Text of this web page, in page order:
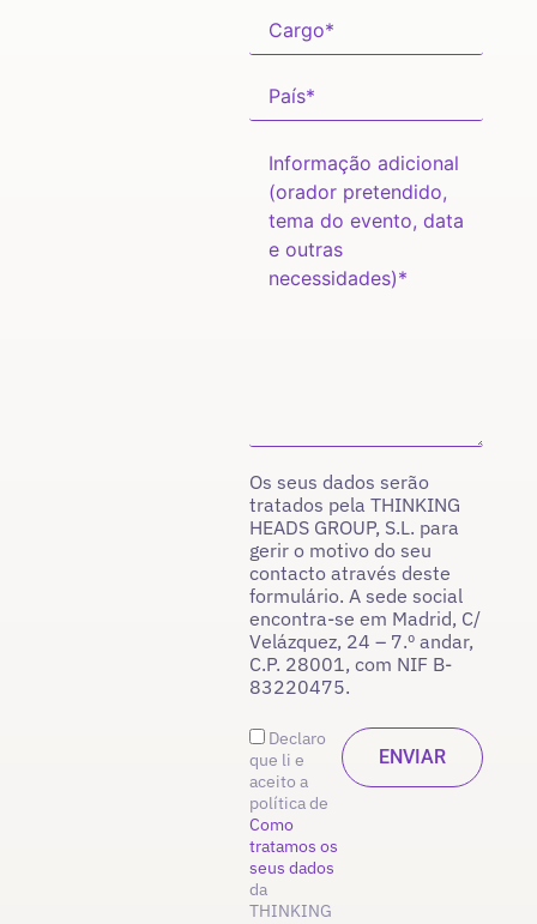
Os seus dados serão
tratados pela THINKING
HEADS GROUP, S.L. para
gerir o motivo do seu
contacto através deste
formulário. A sede social
encontra-se em Madrid, C/
Velázquez, 24 – 7.º andar,
C.P. 28001, com NIF B-
83220475.
Declaro
que li e
aceito a
política de
Como
tratamos os
seus dados
da
THINKING